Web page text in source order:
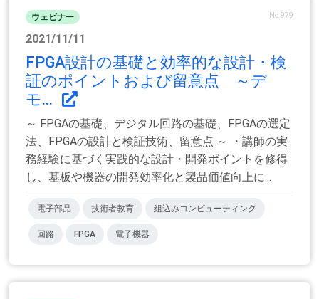
ウェビナー No.979
2021/11/11
FPGA設計の基礎と効率的な設計・検
証のポイントおよび留意点 ～デ
モ...
～ FPGAの基礎、デジタル回路の基礎、FPGAの選定
法、FPGAの設計と検証技術、留意点 ～ ・講師の実
務経験に基づく実践的な設計・開発ポイントを修得
し、基板や機器の開発効率化と製品価値向上に...
電子部品 技術者教育 組込みコンピューティング
回路 FPGA 電子機器